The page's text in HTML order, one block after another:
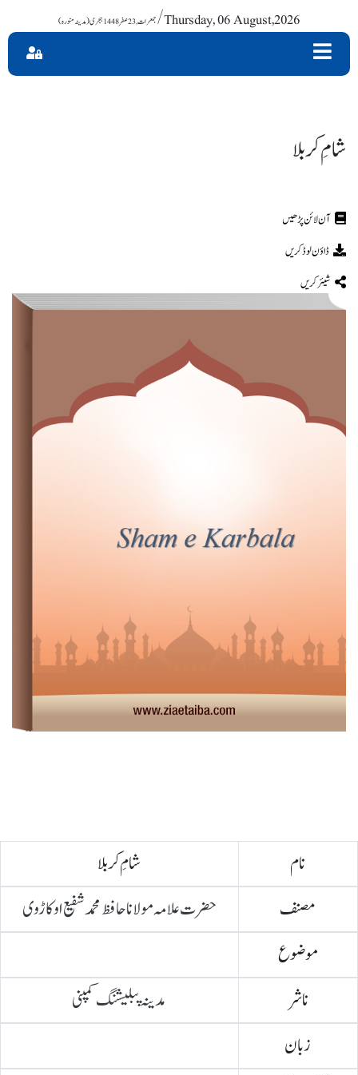
/ Thursday, 06 August,2026
شامِ کر بلا
ڈاؤن لوڈ کریں
شیئر کریں
شامِ کر بلا
نام
حضرت علامہ مولانا حافظ محمد شفیع اوکاڑوی
مصنف
موضوع
مدینہ پبلیشنگ کمپنی
ناشر
زبان